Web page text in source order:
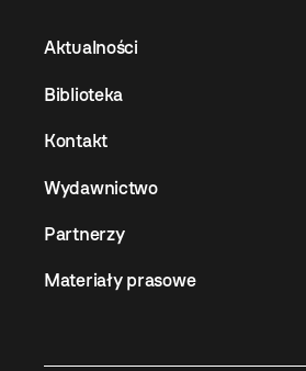
Aktualności
Biblioteka
Kontakt
Wydawnictwo
Partnerzy
Materiały prasowe